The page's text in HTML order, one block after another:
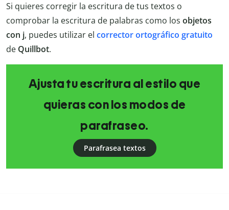
Si quieres corregir la escritura de tus textos o
comprobar la escritura de palabras como los objetos
con j, puedes utilizar el corrector ortográfico gratuito
de Quillbot.
Ajusta tu escritura al estilo que
quieras con los modos de
parafraseo.
Parafrasea textos